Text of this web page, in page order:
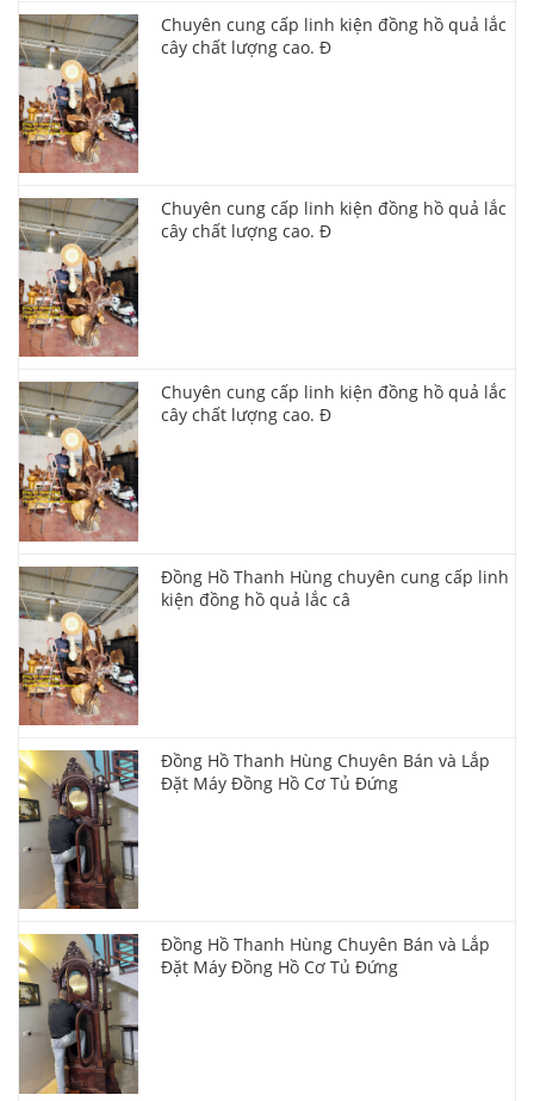
Chuyên cung cấp linh kiện đồng hồ quả lắc
cây chất lượng cao. Đ
Chuyên cung cấp linh kiện đồng hồ quả lắc
cây chất lượng cao. Đ
Chuyên cung cấp linh kiện đồng hồ quả lắc
cây chất lượng cao. Đ
Đồng Hồ Thanh Hùng chuyên cung cấp linh
kiện đồng hồ quả lắc câ
Đồng Hồ Thanh Hùng Chuyên Bán và Lắp
Đặt Máy Đồng Hồ Cơ Tủ Đứng
Đồng Hồ Thanh Hùng Chuyên Bán và Lắp
Đặt Máy Đồng Hồ Cơ Tủ Đứng